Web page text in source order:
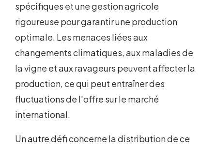
spécifiques et une gestion agricole
rigoureuse pour garantir une production
optimale. Les menaces liées aux
changements climatiques, aux maladies de
la vigne et aux ravageurs peuvent affecter la
production, ce qui peut entraîner des
fluctuations de l'offre sur le marché
international.
Un autre défi concerne la distribution de ce